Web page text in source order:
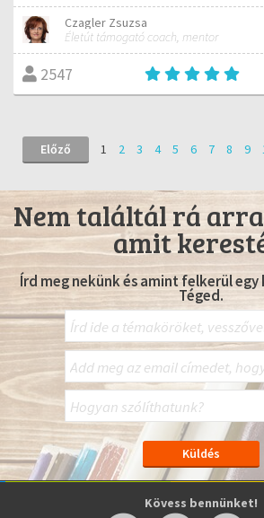
Czagler Zsuzsa
Életút támogató coach, mentor
2547
Előző 1 2 3 4 5 6 7 8 9
Nem találtál rá
amit
Írd meg nekünk és amint felkerül
Téged.
Kövess bennünket!